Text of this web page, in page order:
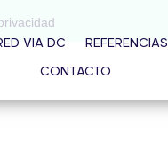
VIA DC REFERENCIAS
CONTACTO